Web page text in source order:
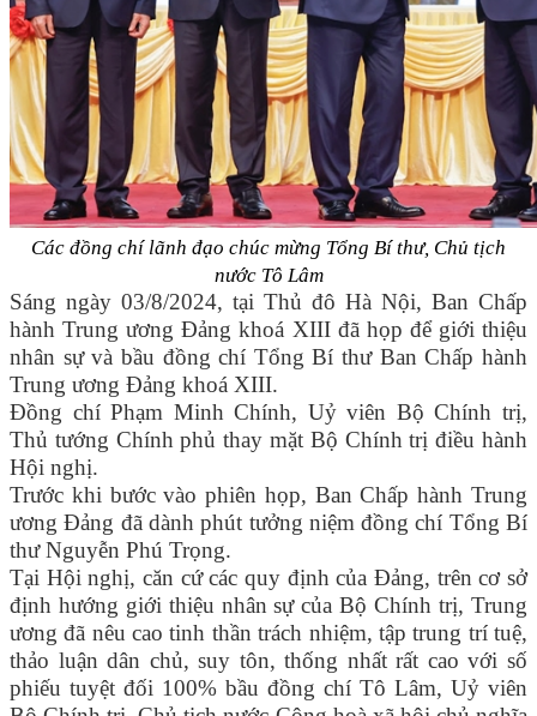
Các đồng chí lãnh đạo chúc mừng Tổng Bí thư, Chủ tịch
nước Tô Lâm
Sáng ngày 03/8/2024, tại Thủ đô Hà Nội, Ban Chấp
hành Trung ương Đảng khoá XIII đã họp để giới thiệu
nhân sự và bầu đồng chí Tổng Bí thư Ban Chấp hành
Trung ương Đảng khoá XIII.
Đồng chí Phạm Minh Chính, Uỷ viên Bộ Chính trị,
Thủ tướng Chính phủ thay mặt Bộ Chính trị điều hành
Hội nghị.
Trước khi bước vào phiên họp, Ban Chấp hành Trung
ương Đảng đã dành phút tưởng niệm đồng chí Tổng Bí
thư Nguyễn Phú Trọng.
Tại Hội nghị, căn cứ các quy định của Đảng, trên cơ sở
định hướng giới thiệu nhân sự của Bộ Chính trị, Trung
ương đã nêu cao tinh thần trách nhiệm, tập trung trí tuệ,
thảo luận dân chủ, suy tôn, thống nhất rất cao với số
phiếu tuyệt đối 100% bầu đồng chí Tô Lâm, Uỷ viên